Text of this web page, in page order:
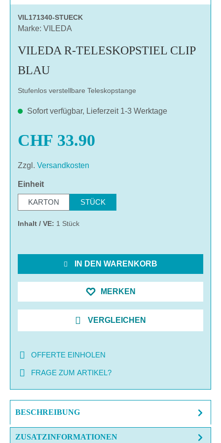
VIL171340-STUECK
Marke: VILEDA
VILEDA R-TELESKOPSTIEL CLIP
BLAU
Stufenlos verstellbare Teleskopstange
Sofort verfügbar, Lieferzeit 1-3 Werktage
CHF 33.90
Zzgl. Versandkosten
Einheitauswählen
KARTON STÜCK
Inhalt / VE: 1 Stück
IN DEN WARENKORB
MERKEN
VERGLEICHEN
OFFERTE EINHOLEN
FRAGE ZUM ARTIKEL?
BESCHREIBUNG
ZUSATZINFORMATIONEN